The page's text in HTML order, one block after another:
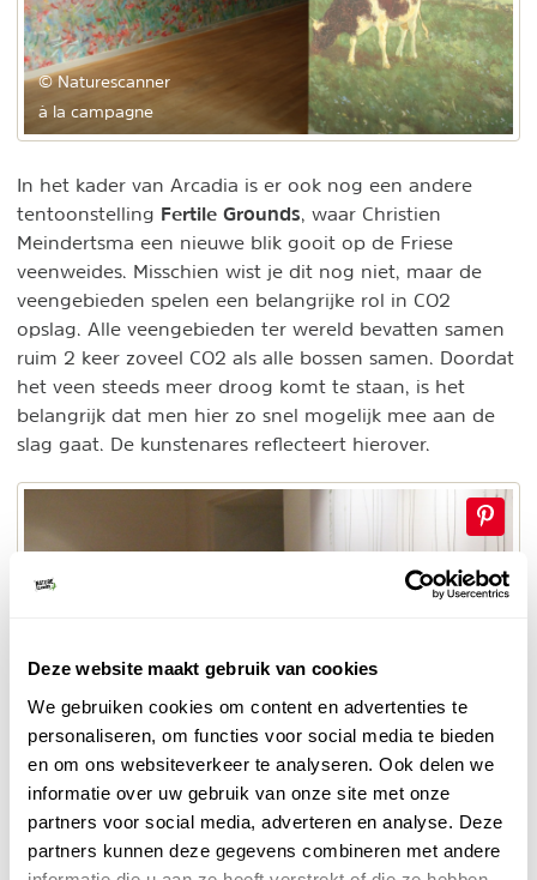
Deze website maakt gebruik van cookies
We gebruiken cookies om content en advertenties te
personaliseren, om functies voor social media te bieden
en om ons websiteverkeer te analyseren. Ook delen we
informatie over uw gebruik van onze site met onze
partners voor social media, adverteren en analyse. Deze
partners kunnen deze gegevens combineren met andere
© Naturescanner
à la campagne
In het kader van Arcadia is er ook nog een andere
tentoonstelling Fertile Grounds, waar Christien
Meindertsma een nieuwe blik gooit op de Friese
veenweides. Misschien wist je dit nog niet, maar de
veengebieden spelen een belangrijke rol in CO2
opslag. Alle veengebieden ter wereld bevatten samen
ruim 2 keer zoveel CO2 als alle bossen samen. Doordat
het veen steeds meer droog komt te staan, is het
belangrijk dat men hier zo snel mogelijk mee aan de
slag gaat. De kunstenares reflecteert hierover.
© Naturescanner
Fertile Grounds